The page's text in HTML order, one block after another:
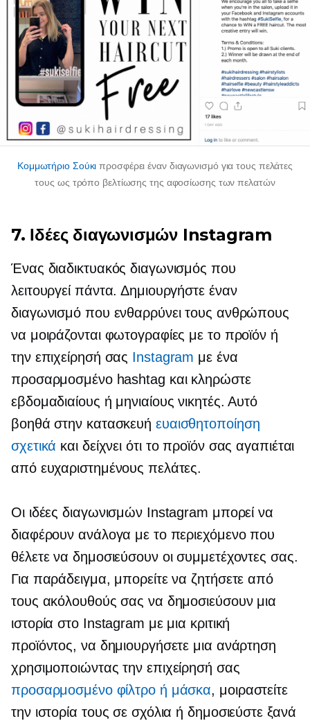
Κομμωτήριο Σούκι προσφέρει έναν διαγωνισμό για τους πελάτες
τους ως τρόπο βελτίωσης της αφοσίωσης των πελατών
7. Ιδέες διαγωνισμών Instagram
Ένας διαδικτυακός διαγωνισμός που
λειτουργεί πάντα. Δημιουργήστε έναν
διαγωνισμό που ενθαρρύνει τους ανθρώπους
να μοιράζονται φωτογραφίες με το προϊόν ή
την επιχείρησή σας Instagram με ένα
προσαρμοσμένο hashtag και κληρώστε
εβδομαδιαίους ή μηνιαίους νικητές. Αυτό
βοηθά στην κατασκευή ευαισθητοποίηση
σχετικά και δείχνει ότι το προϊόν σας αγαπιέται
από ευχαριστημένους πελάτες.
Οι ιδέες διαγωνισμών Instagram μπορεί να
διαφέρουν ανάλογα με το περιεχόμενο που
θέλετε να δημοσιεύσουν οι συμμετέχοντες σας.
Για παράδειγμα, μπορείτε να ζητήσετε από
τους ακόλουθούς σας να δημοσιεύσουν μια
ιστορία στο Instagram με μια κριτική
προϊόντος, να δημιουργήσετε μια ανάρτηση
χρησιμοποιώντας την επιχείρησή σας
προσαρμοσμένο φίλτρο ή μάσκα, μοιραστείτε
την ιστορία τους σε σχόλια ή δημοσιεύστε ξανά